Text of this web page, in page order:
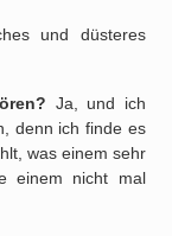
und düsteres
Ja, und ich
denn ich finde es
was einem sehr
einem nicht mal